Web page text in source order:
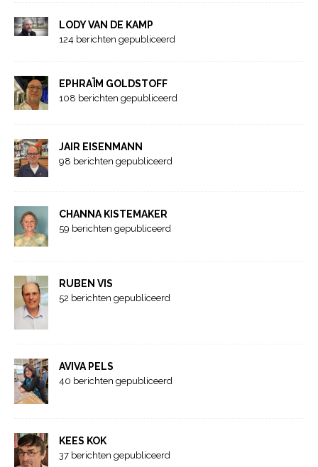
LODY VAN DE KAMP
124 berichten gepubliceerd
EPHRAÏM GOLDSTOFF
108 berichten gepubliceerd
JAIR EISENMANN
98 berichten gepubliceerd
CHANNA KISTEMAKER
59 berichten gepubliceerd
RUBEN VIS
52 berichten gepubliceerd
AVIVA PELS
40 berichten gepubliceerd
KEES KOK
37 berichten gepubliceerd